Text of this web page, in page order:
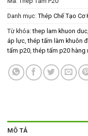
Danh mục: Thép Chế Tạo Cơ
Từ khóa:thep lam khuon duc
áp lực,thép tấm làm khuôn
tấm p20,thép tấm p20 hàng
MÔ TẢ